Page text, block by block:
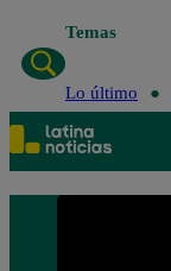
Temas
Lo último